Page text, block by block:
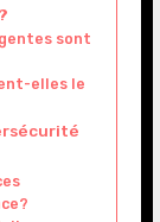
sont
elles le